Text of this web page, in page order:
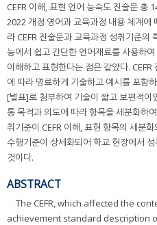
CEFR 이해, 표현 언어 능숙도 진술문 총
2022 개정 영어과 교육과정 내용 체계에
라 CEFR 진술문과 교육과정 성취기준의
능에서 쉽고 간단한 언어재료를 사용하
이해하고 표현한다는 점은 같았다.
에 따라 명료하게 기술하고 예시를 포함
[별표]로 첨부하여 기술이 짧고 보편적이
통 목적과 의도에 따라 항목을 세분화하
취기준이 CEFR 이해, 표현 항목의 세분
수행기준이 상세화되어 학교 현장에서
것이다.
ABSTRACT
The CEFR, which affected the
achievement standard description